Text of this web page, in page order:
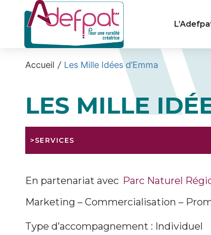
Accueil / Les Mille Idées d’Emma
LES MILLE
>SERVICES
En partenariat avec Parc Naturel
Marketing – Commercialisation –
Type d’accompagnement : Individuel
Cookies management panel